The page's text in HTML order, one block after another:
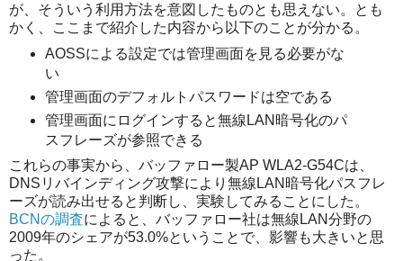
が、そういう利用方法を意図したものとも思えない。とも
かく、ここまで紹介した内容から以下のことが分かる。
AOSSによる設定では管理画面を見る必要がな
い
管理画面のデフォルトパスワードは空である
管理画面にログインすると無線LAN暗号化のパ
スフレーズが参照できる
これらの事実から、バッファロー製AP WLA2-G54Cは、
DNSリバインディング攻撃により無線LAN暗号化パスフレ
ーズが読み出せると判断し、実験してみることにした。
BCNの調査によると、バッファロー社は無線LAN分野の
2009年のシェアが53.0%ということで、影響も大きいと思
った。